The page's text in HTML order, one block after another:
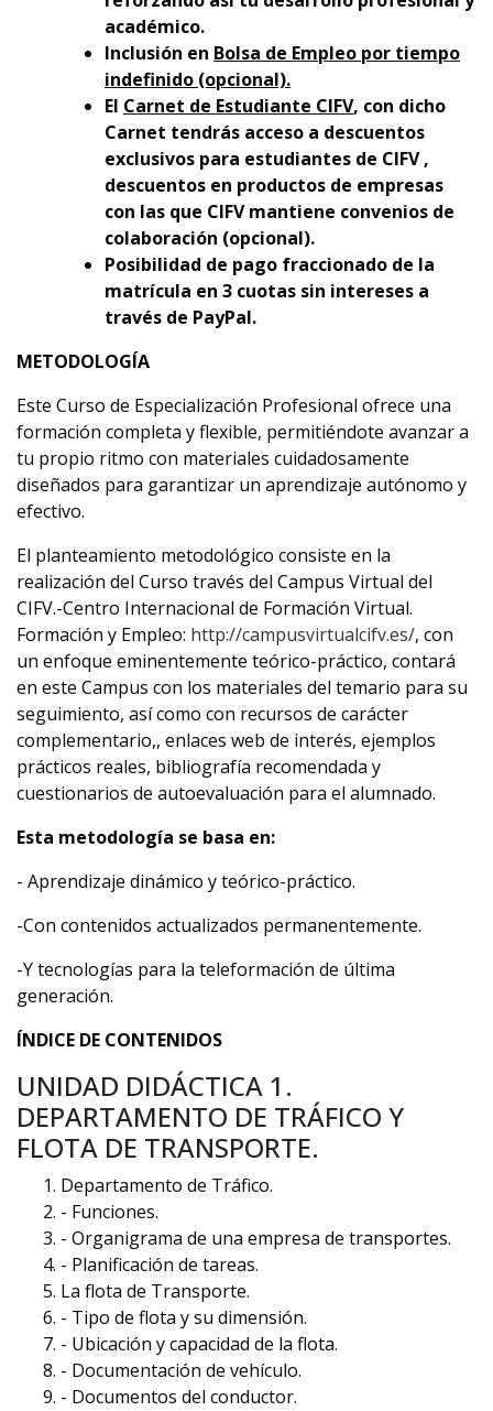
académico.
Inclusión en Bolsa de Empleo por tiempo
indefinido (opcional).
El Carnet de Estudiante CIFV, con dicho
Carnet tendrás acceso a descuentos
exclusivos para estudiantes de CIFV ,
descuentos en productos de empresas
con las que CIFV mantiene convenios de
colaboración (opcional).
Posibilidad de pago fraccionado de la
matrícula en 3 cuotas sin intereses a
través de PayPal.
METODOLOGÍA
Este Curso de Especialización Profesional ofrece una
formación completa y flexible, permitiéndote avanzar a
tu propio ritmo con materiales cuidadosamente
diseñados para garantizar un aprendizaje autónomo y
efectivo.
El planteamiento metodológico consiste en la
realización del Curso través del Campus Virtual del
CIFV.-Centro Internacional de Formación Virtual.
Formación y Empleo: http://campusvirtualcifv.es/, con
un enfoque eminentemente teórico-práctico, contará
en este Campus con los materiales del temario para su
seguimiento, así como con recursos de carácter
complementario,, enlaces web de interés, ejemplos
prácticos reales, bibliografía recomendada y
cuestionarios de autoevaluación para el alumnado.
Esta metodología se basa en:
- Aprendizaje dinámico y teórico-práctico.
-Con contenidos actualizados permanentemente.
-Y tecnologías para la teleformación de última
generación.
ÍNDICE DE CONTENIDOS
UNIDAD DIDÁCTICA 1.
DEPARTAMENTO DE TRÁFICO Y
FLOTA DE TRANSPORTE.
Departamento de Tráfico.
- Funciones.
- Organigrama de una empresa de transportes.
- Planificación de tareas.
La flota de Transporte.
- Tipo de flota y su dimensión.
- Ubicación y capacidad de la flota.
- Documentación de vehículo.
- Documentos del conductor.